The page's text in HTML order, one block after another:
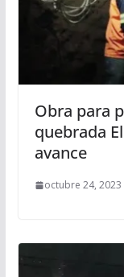
Obra para
quebrada
avance
octubre 24, 2023